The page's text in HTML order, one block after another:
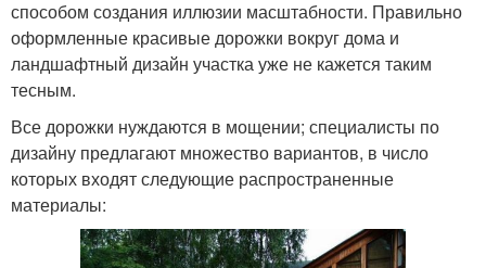
способом создания иллюзии масштабности. Правильно
оформленные красивые дорожки вокруг дома и
ландшафтный дизайн участка уже не кажется таким
тесным.
Все дорожки нуждаются в мощении; специалисты по
дизайну предлагают множество вариантов, в число
которых входят следующие распространенные
материалы: